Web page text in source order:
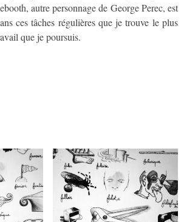
autre personnage de George Perec, est
ces tâches régulières que je trouve le plus
que je poursuis.